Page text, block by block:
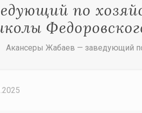
по
Акансеры Жабаев — заведующий